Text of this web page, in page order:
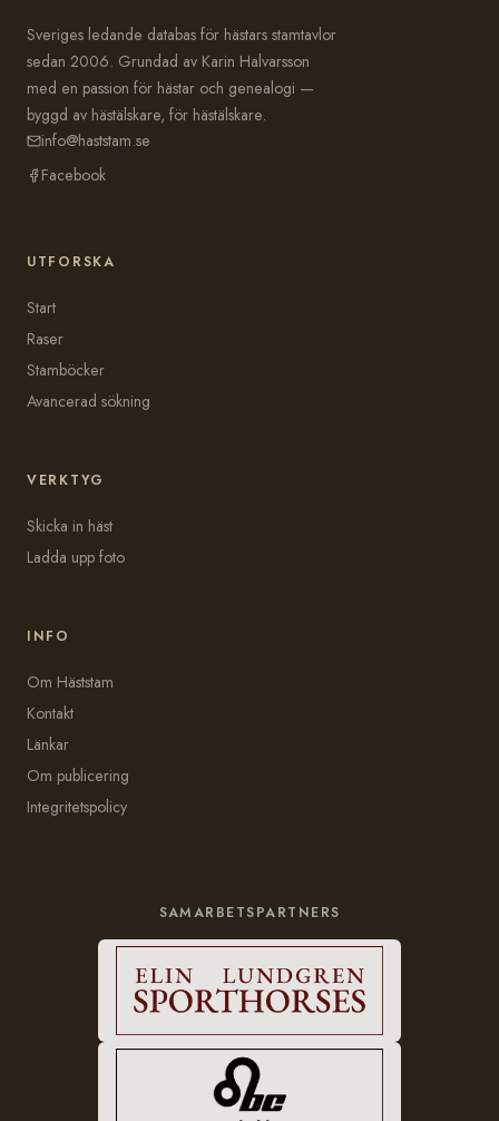
Sveriges ledande databas för hästars stamtavlor
sedan 2006. Grundad av Karin Halvarsson
med en passion för hästar och genealogi —
byggd av hästälskare, för hästälskare.
info@haststam.se
Facebook
UTFORSKA
Start
Raser
Stamböcker
Avancerad sökning
VERKTYG
Skicka in häst
Ladda upp foto
INFO
Om Häststam
Kontakt
Länkar
Om publicering
Integritetspolicy
SAMARBETSPARTNERS